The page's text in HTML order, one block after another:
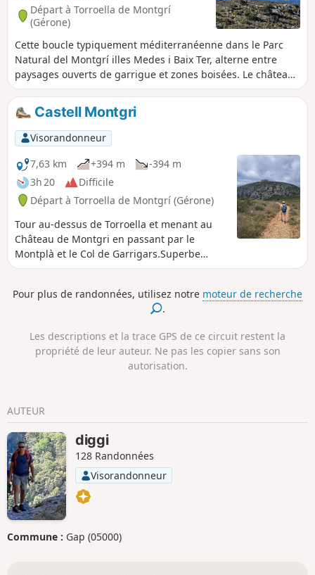
Départ à Torroella de Montgrí
(Gérone)
Cette boucle typiquement méditerranéenne dans le Parc
Natural del Montgrí illes Medes i Baix Ter, alterne entre
paysages ouverts de garrigue et zones boisées. Le château
de Montgri, construit au XIIIe siècle, domine toute la région
et offre une vue spectaculaire. L'Ermitage de Santa
Caterina, fondé par des ermites au XIVe siècle, offre un
point de repos idéal pour une pause hors du temps dans
un lieu chargé d'histoire, de célébration et de rencontres.
Attention : circuit exigeant réservé aux marcheurs habitués
aux terrains accidentés et caillouteux. Bien lire le
paragraphe Informations Pratiques.
Castell Montgri
Visorandonneur
7,63 km
+394 m
-394 m
3h 20
Difficile
Départ à Torroella de Montgrí (Gérone)
Tour au-dessus de Torroella et menant au
Château de Montgri en passant par le
Montplà et le Col de Garrigars.Superbe
panorama à 360°. Attention : pas très
crapahuter pas mal dans les rochers et il y a
un passage un peu raide dans un pierrier.
Pour plus de randonnées, utilisez notre moteur de recherche
.
Les descriptions et la trace GPS de ce circuit restent la
propriété de leur auteur. Ne pas les copier sans son
autorisation.
AUTEUR
diggi
128 Randonnées
Visorandonneur
Commune : Gap (05000)